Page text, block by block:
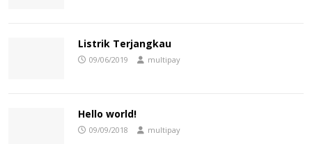
Listrik Terjangkau
09/06/2019 multipay
Hello world!
09/09/2018 multipay